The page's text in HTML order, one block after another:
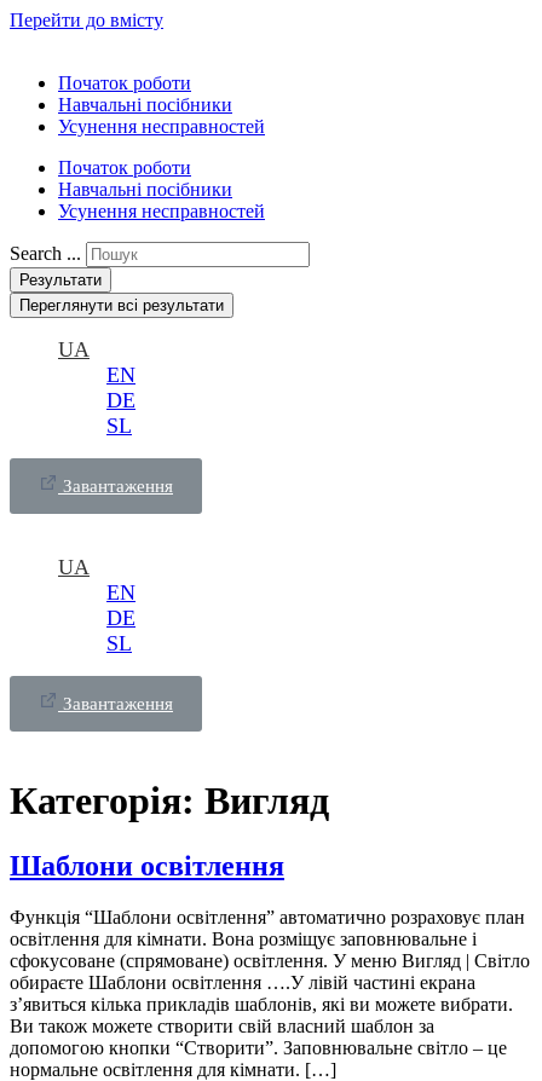
Перейти до вмісту
Початок роботи
Навчальні посібники
Усунення несправностей
Початок роботи
Навчальні посібники
Усунення несправностей
Search ...
Результати
Переглянути всі результати
UA
EN
DE
SL
Завантаження
UA
EN
DE
SL
Завантаження
Категорія: Вигляд
Шаблони освітлення
Функція “Шаблони освітлення” автоматично розраховує план
освітлення для кімнати. Вона розміщує заповнювальне і
сфокусоване (спрямоване) освітлення. У меню Вигляд | Світло
обираєте Шаблони освітлення ….У лівій частині екрана
з’явиться кілька прикладів шаблонів, які ви можете вибрати.
Ви також можете створити свій власний шаблон за
допомогою кнопки “Створити”. Заповнювальне світло – це
нормальне освітлення для кімнати. […]